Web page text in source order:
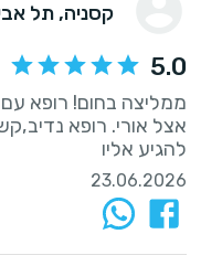
קסניה, תל
5.0
ממליצה בחום! רופא עם
אצל אורי. רופא
להגיע אליו
23.06.2026